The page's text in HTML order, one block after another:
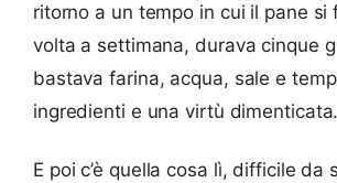
ritorno a un tempo in cui il pane si
volta a settimana, durava cinque
bastava farina, acqua, sale e
ingredienti e una virtù dimenticata.
E poi c’è quella cosa lì, difficile da